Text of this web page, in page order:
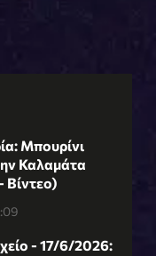
Μπουρίνι
Καλαμάτα
Βίντεο)
- 17/6/2026: